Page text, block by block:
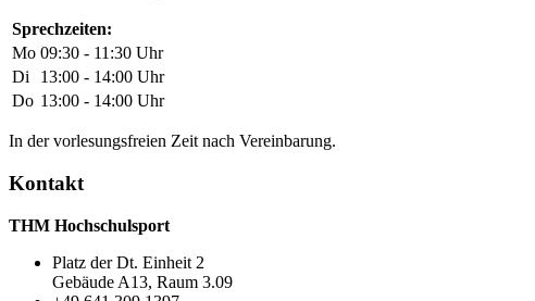
Sprechzeiten:
Mo 09:30 - 11:30 Uhr
Di
13:00 - 14:00 Uhr
Do 13:00 - 14:00 Uhr
In der vorlesungsfreien Zeit nach Vereinbarung.
Kontakt
THM Hochschulsport
Platz der Dt. Einheit 2
Gebäude A13, Raum 3.09